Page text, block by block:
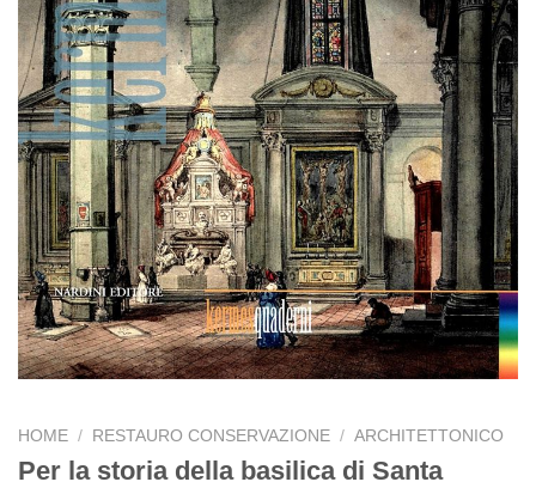
HOME / RESTAURO CONSERVAZIONE / ARCHITETTONICO
Per la storia della basilica di Santa